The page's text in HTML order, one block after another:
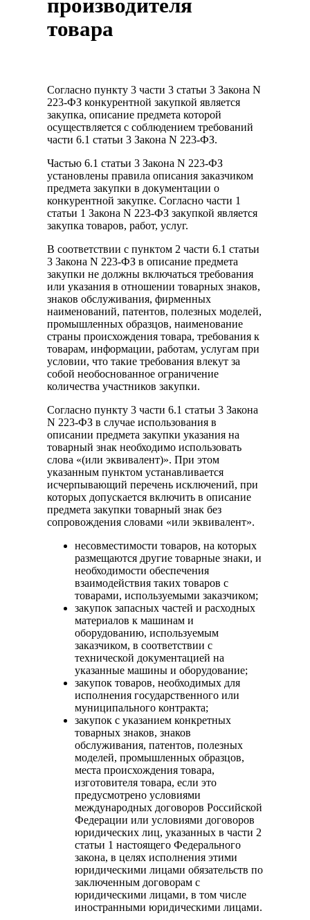
производителя
товара
Согласно пункту 3 части 3 статьи 3 Закона N
223-ФЗ конкурентной закупкой является
закупка, описание предмета которой
осуществляется с соблюдением требований
части 6.1 статьи 3 Закона N 223-ФЗ.
Частью 6.1 статьи 3 Закона N 223-ФЗ
установлены правила описания заказчиком
предмета закупки в документации о
конкурентной закупке. Согласно части 1
статьи 1 Закона N 223-ФЗ закупкой является
закупка товаров, работ, услуг.
В соответствии с пунктом 2 части 6.1 статьи
3 Закона N 223-ФЗ в описание предмета
закупки не должны включаться требования
или указания в отношении товарных знаков,
знаков обслуживания, фирменных
наименований, патентов, полезных моделей,
промышленных образцов, наименование
страны происхождения товара, требования к
товарам, информации, работам, услугам при
условии, что такие требования влекут за
собой необоснованное ограничение
количества участников закупки.
Согласно пункту 3 части 6.1 статьи 3 Закона
N 223-ФЗ в случае использования в
описании предмета закупки указания на
товарный знак необходимо использовать
слова «(или эквивалент)». При этом
указанным пунктом устанавливается
исчерпывающий перечень исключений, при
которых допускается включить в описание
предмета закупки товарный знак без
сопровождения словами «или эквивалент».
несовместимости товаров, на которых
размещаются другие товарные знаки, и
необходимости обеспечения
взаимодействия таких товаров с
товарами, используемыми заказчиком;
закупок запасных частей и расходных
материалов к машинам и
оборудованию, используемым
заказчиком, в соответствии с
технической документацией на
указанные машины и оборудование;
закупок товаров, необходимых для
исполнения государственного или
муниципального контракта;
закупок с указанием конкретных
товарных знаков, знаков
обслуживания, патентов, полезных
моделей, промышленных образцов,
места происхождения товара,
изготовителя товара, если это
предусмотрено условиями
международных договоров Российской
Федерации или условиями договоров
юридических лиц, указанных в части 2
статьи 1 настоящего Федерального
закона, в целях исполнения этими
юридическими лицами обязательств по
заключенным договорам с
юридическими лицами, в том числе
иностранными юридическими лицами.